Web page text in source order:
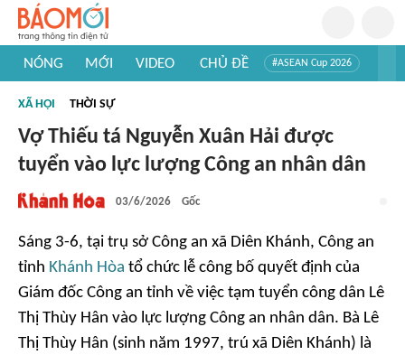
NÓNG MỚI VIDEO CHỦ ĐỀ #ASEAN Cup 2026
#Khám phá thế giới
XÃ HỘI THỜI SỰ
Vợ Thiếu tá Nguyễn Xuân Hải được
tuyển vào lực lượng Công an nhân dân
03/6/2026 Gốc
Sáng 3-6, tại trụ sở Công an xã Diên Khánh, Công an
tỉnh Khánh Hòa tổ chức lễ công bố quyết định của
Giám đốc Công an tỉnh về việc tạm tuyển công dân Lê
Thị Thùy Hân vào lực lượng Công an nhân dân. Bà Lê
Thị Thùy Hân (sinh năm 1997, trú xã Diên Khánh) là